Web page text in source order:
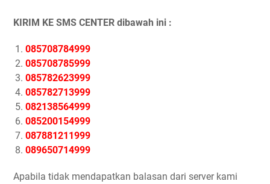
KIRIM KE SMS CENTER dibawah ini :
085708784999
085708785999
085782623999
085782713999
082138564999
085200154999
087881211999
089650714999
Apabila tidak mendapatkan balasan dari server kami